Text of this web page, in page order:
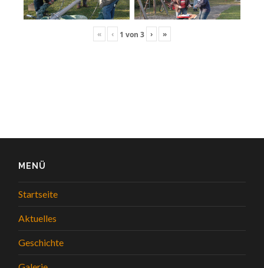
« ‹ 1 von 3 › »
MENÜ
Startseite
Aktuelles
Geschichte